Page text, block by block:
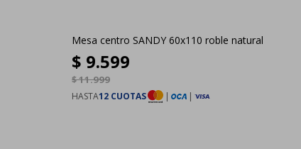
Mesa centro SANDY 60x110 roble natural
$ 9.599
$11.999
HASTA12 CUOTAS | |